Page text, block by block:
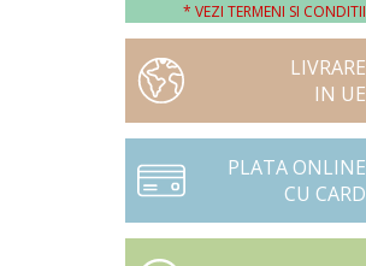
* VEZI TERMENI SI CONDITII
LIVRARE
IN UE
PLATA ONLINE
CU CARD